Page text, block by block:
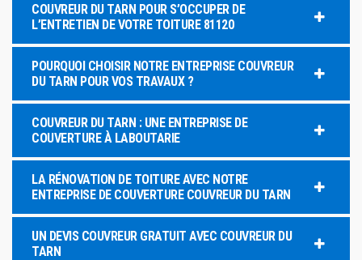
COUVREUR DU TARN POUR S’OCCUPER DE
L’ENTRETIEN DE VOTRE TOITURE 81120
POURQUOI CHOISIR NOTRE ENTREPRISE COUVREUR
DU TARN POUR VOS TRAVAUX ?
COUVREUR DU TARN : UNE ENTREPRISE DE
COUVERTURE À LABOUTARIE
LA RÉNOVATION DE TOITURE AVEC NOTRE
ENTREPRISE DE COUVERTURE COUVREUR DU TARN
UN DEVIS COUVREUR GRATUIT AVEC COUVREUR DU
TARN